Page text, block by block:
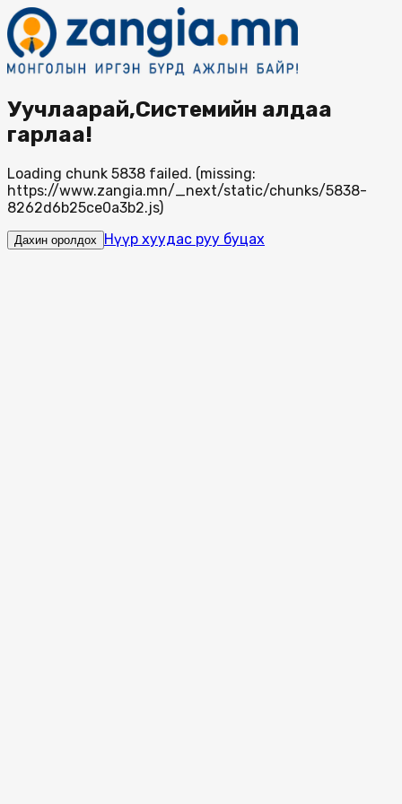
Уучлаарай,Системийн алдаа
гарлаа!
Loading chunk 5838 failed. (missing:
https://www.zangia.mn/_next/static/chunks/5838-
8262d6b25ce0a3b2.js)
Дахин оролдох Нүүр хуудас руу буцах